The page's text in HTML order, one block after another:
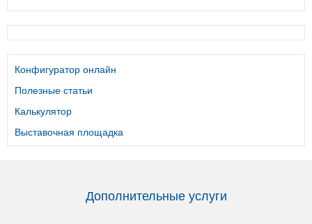
Конфигуратор онлайн
Полезные статьи
Калькулятор
Выставочная площадка
Дополнительные услуги